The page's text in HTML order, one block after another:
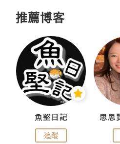
推薦博客
魚堅日記
追蹤